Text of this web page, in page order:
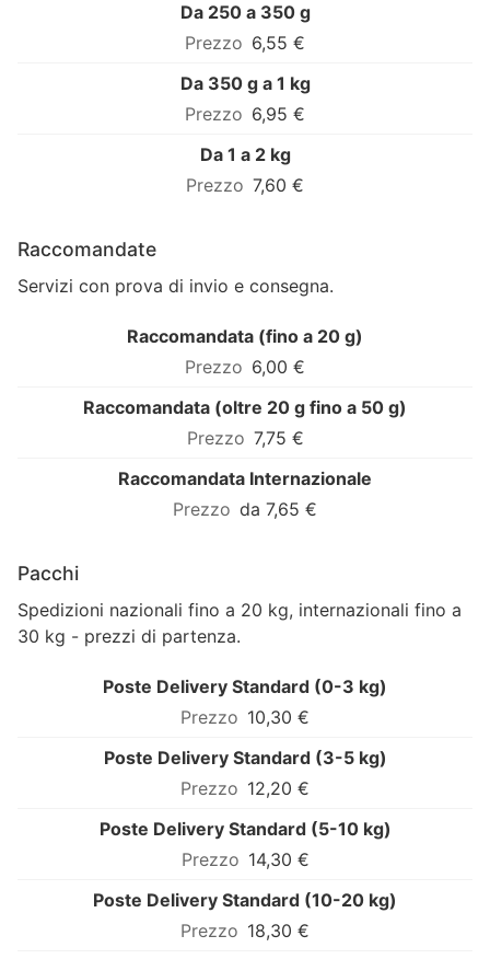
Da 250 a 350 g
6,55 €
Da 350 g a 1 kg
6,95 €
Da 1 a 2 kg
7,60 €
Raccomandate
Servizi con prova di invio e consegna.
Raccomandata (fino a 20 g)
6,00 €
Raccomandata (oltre 20 g fino a 50 g)
7,75 €
Raccomandata Internazionale
da 7,65 €
Pacchi
Spedizioni nazionali fino a 20 kg, internazionali fino a
30 kg - prezzi di partenza.
Poste Delivery Standard (0-3 kg)
10,30 €
Poste Delivery Standard (3-5 kg)
12,20 €
Poste Delivery Standard (5-10 kg)
14,30 €
Poste Delivery Standard (10-20 kg)
18,30 €